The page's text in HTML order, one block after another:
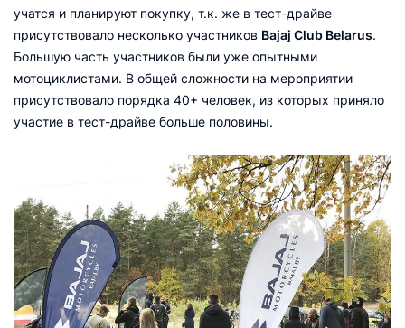
учатся и планируют покупку, т.к. же в тест-драйве
присутствовало несколько участников Bajaj Club Belarus.
Большую часть участников были уже опытными
мотоциклистами. В общей сложности на мероприятии
присутствовало порядка 40+ человек, из которых приняло
участие в тест-драйве больше половины.